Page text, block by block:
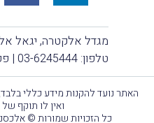
מגדל אלקטרה, יגאל אלון 98, תל-אביב
טלפון: 03-6245444 | פקס:
האתר נועד להקנות מידע כללי
ואין לו תוקף
כל הזכויות שמורות ©